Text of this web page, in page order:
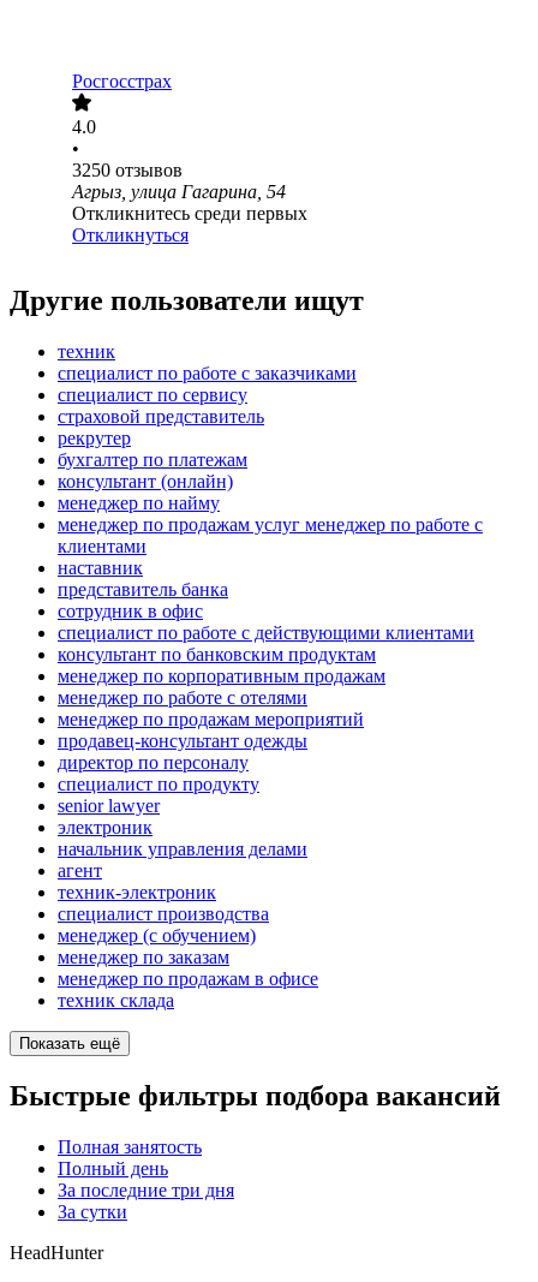
Росгосстрах
4.0
•
3250 отзывов
Агрыз, улица Гагарина, 54
Откликнитесь среди первых
Откликнуться
Другие пользователи ищут
техник
специалист по работе с заказчиками
специалист по сервису
страховой представитель
рекрутер
бухгалтер по платежам
консультант (онлайн)
менеджер по найму
менеджер по продажам услуг менеджер по работе с
клиентами
наставник
представитель банка
сотрудник в офис
специалист по работе с действующими клиентами
консультант по банковским продуктам
менеджер по корпоративным продажам
менеджер по работе с отелями
менеджер по продажам мероприятий
продавец-консультант одежды
директор по персоналу
специалист по продукту
senior lawyer
электроник
начальник управления делами
агент
техник-электроник
специалист производства
менеджер (с обучением)
менеджер по заказам
менеджер по продажам в офисе
техник склада
Показать ещё
Быстрые фильтры подбора вакансий
Полная занятость
Полный день
За последние три дня
За сутки
HeadHunter